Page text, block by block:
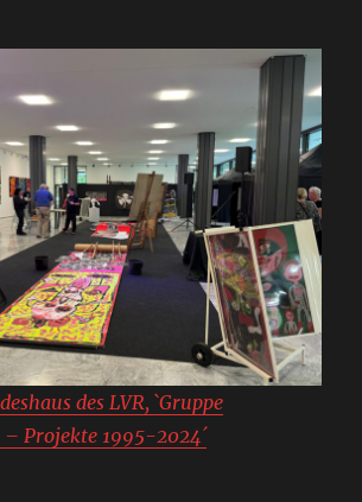
des LVR, `Gruppe
Projekte 1995-2024´